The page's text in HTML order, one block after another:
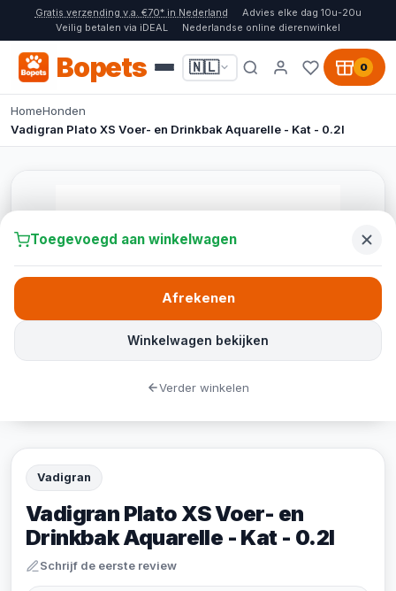
Gratis verzending v.a. €70* in Nederland
Advies elke dag 10u-20u
Veilig betalen via iDEAL
Nederlandse online dierenwinkel
Bopets 🇳🇱 0
HomeHonden
Vadigran Plato XS Voer- en Drinkbak Aquarelle - Kat - 0.2l
Vadigran
Vadigran Plato XS Voer- en
Drinkbak Aquarelle - Kat - 0.2l
Schrijf de eerste review
Toegevoegd aan winkelwagen
Winkelwagen bekijken
Afrekenen
Verder winkelen